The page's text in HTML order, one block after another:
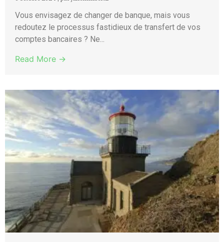
Vous envisagez de changer de banque, mais vous
redoutez le processus fastidieux de transfert de vos
comptes bancaires ? Ne...
Read More →